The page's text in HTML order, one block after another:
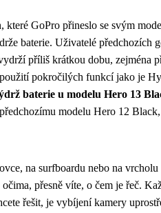
které GoPro přineslo se svým
baterie. Uživatelé předchozích
příliš krátkou dobu, zejména
pokročilých funkcí jako je
baterie u modelu Hero 13
modelu Hero 12
na surfboardu nebo na
přesně víte, o čem je řeč.
řešit, je vybíjení kamery